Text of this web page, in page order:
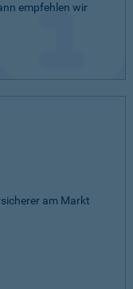
empfehlen wir
am Markt